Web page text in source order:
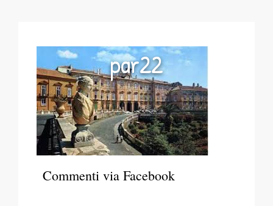
par22
Commenti via Facebook